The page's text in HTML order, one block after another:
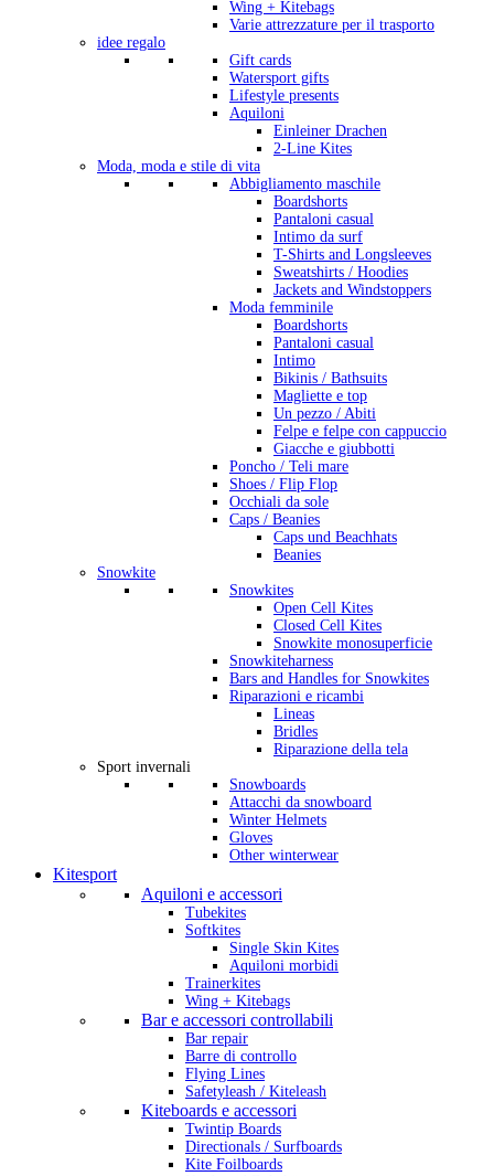
Wing + Kitebags
Varie attrezzature per il trasporto
idee regalo
Gift cards
Watersport gifts
Lifestyle presents
Aquiloni
Einleiner Drachen
2-Line Kites
Moda, moda e stile di vita
Abbigliamento maschile
Boardshorts
Pantaloni casual
Intimo da surf
T-Shirts and Longsleeves
Sweatshirts / Hoodies
Jackets and Windstoppers
Moda femminile
Boardshorts
Pantaloni casual
Intimo
Bikinis / Bathsuits
Magliette e top
Un pezzo / Abiti
Felpe e felpe con cappuccio
Giacche e giubbotti
Poncho / Teli mare
Shoes / Flip Flop
Occhiali da sole
Caps / Beanies
Caps und Beachhats
Beanies
Snowkite
Snowkites
Open Cell Kites
Closed Cell Kites
Snowkite monosuperficie
Snowkiteharness
Bars and Handles for Snowkites
Riparazioni e ricambi
Lineas
Bridles
Riparazione della tela
Sport invernali
Snowboards
Attacchi da snowboard
Winter Helmets
Gloves
Other winterwear
Kitesport
Aquiloni e accessori
Tubekites
Softkites
Single Skin Kites
Aquiloni morbidi
Trainerkites
Wing + Kitebags
Bar e accessori controllabili
Bar repair
Barre di controllo
Flying Lines
Safetyleash / Kiteleash
Kiteboards e accessori
Twintip Boards
Directionals / Surfboards
Kite Foilboards